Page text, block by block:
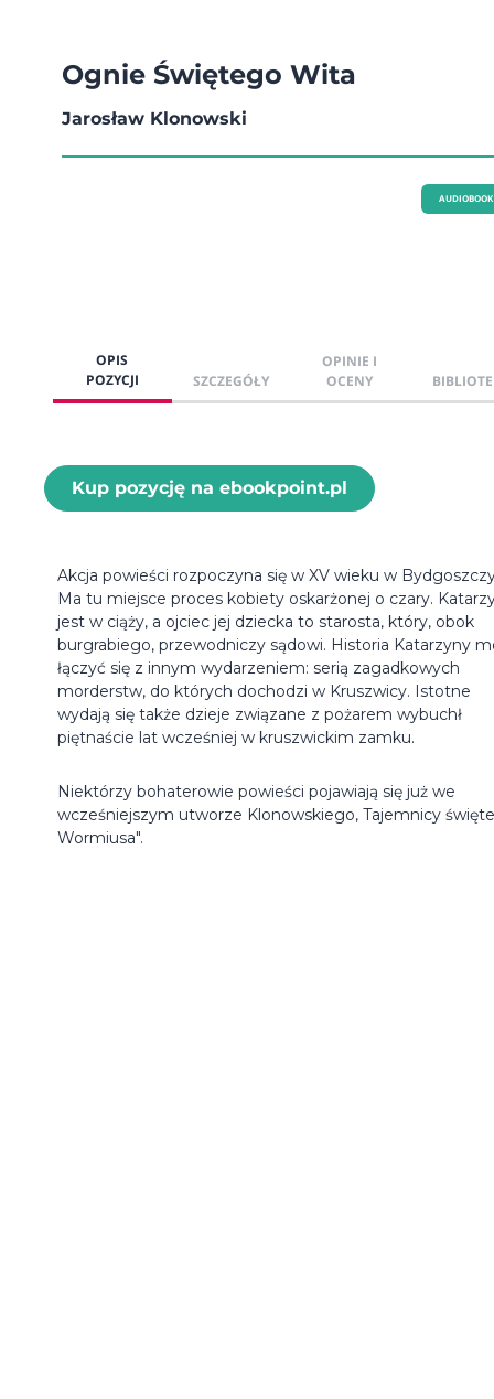
Ognie Świętego Wita
Jarosław Klonowski
AUDIOBOOK
OPIS
POZYCJI
SZCZEGÓŁY
OPINIE I
OCENY
Kup pozycję na ebookpoint.pl
Akcja powieści rozpoczyna się w XV wieku w
Ma tu miejsce proces kobiety oskarżonej o czary.
jest w ciąży, a ojciec jej dziecka to starosta, który, obok
burgrabiego, przewodniczy sądowi. Historia Katarzyny
łączyć się z innym wydarzeniem: serią zagadkowych
morderstw, do których dochodzi w Kruszwicy. Istotne
wydają się także dzieje związane z pożarem wybuchł
piętnaście lat wcześniej w kruszwickim zamku.
Niektórzy bohaterowie powieści pojawiają się już we
wcześniejszym utworze Klonowskiego, Tajemnicy
Wormiusa".